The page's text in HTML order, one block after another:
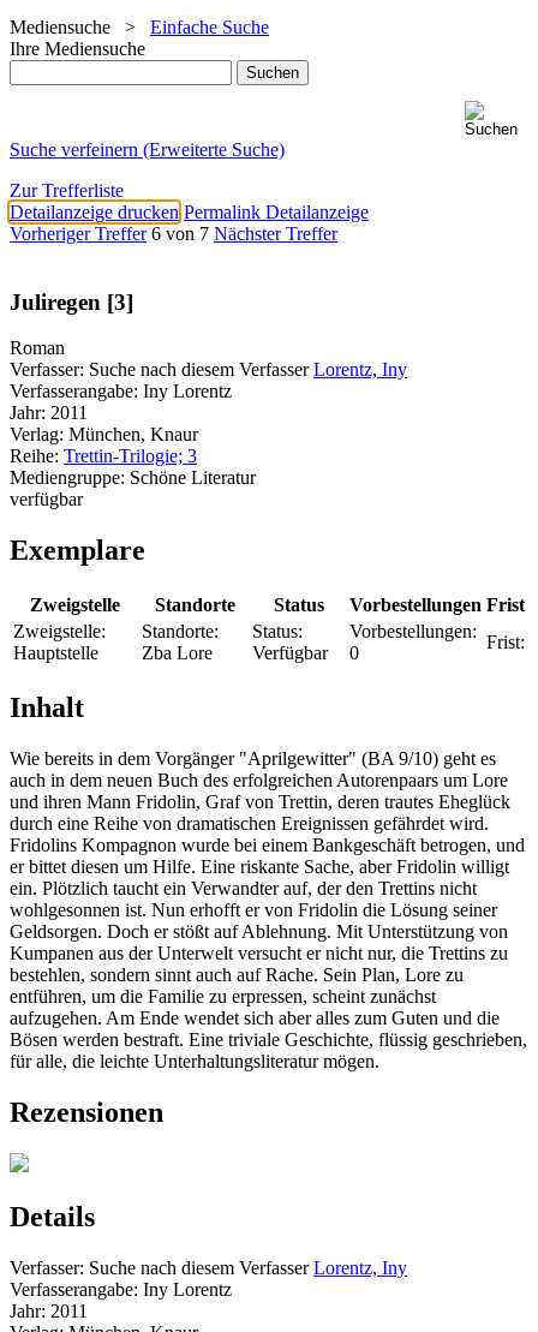
Mediensuche > Einfache Suche
Ihre Mediensuche
Suche verfeinern (Erweiterte Suche)
Zur Trefferliste
Detailanzeige drucken Permalink Detailanzeige
Vorheriger Treffer 6 von 7 Nächster Treffer
Juliregen [3]
Roman
Verfasser: Suche nach diesem Verfasser Lorentz, Iny
Verfasserangabe: Iny Lorentz
Jahr: 2011
Verlag: München, Knaur
Reihe: Trettin-Trilogie; 3
Mediengruppe: Schöne Literatur
verfügbar
Exemplare
Zweigstelle Standorte Status Vorbestellungen Frist
Zweigstelle:
Hauptstelle
Standorte:
Zba Lore
Status:
Verfügbar
Vorbestellungen:
0
Frist:
Inhalt
Wie bereits in dem Vorgänger "Aprilgewitter" (BA 9/10) geht es
auch in dem neuen Buch des erfolgreichen Autorenpaars um Lore
und ihren Mann Fridolin, Graf von Trettin, deren trautes Eheglück
durch eine Reihe von dramatischen Ereignissen gefährdet wird.
Fridolins Kompagnon wurde bei einem Bankgeschäft betrogen, und
er bittet diesen um Hilfe. Eine riskante Sache, aber Fridolin willigt
ein. Plötzlich taucht ein Verwandter auf, der den Trettins nicht
wohlgesonnen ist. Nun erhofft er von Fridolin die Lösung seiner
Geldsorgen. Doch er stößt auf Ablehnung. Mit Unterstützung von
Kumpanen aus der Unterwelt versucht er nicht nur, die Trettins zu
bestehlen, sondern sinnt auch auf Rache. Sein Plan, Lore zu
entführen, um die Familie zu erpressen, scheint zunächst
aufzugehen. Am Ende wendet sich aber alles zum Guten und die
Bösen werden bestraft. Eine triviale Geschichte, flüssig geschrieben,
für alle, die leichte Unterhaltungsliteratur mögen.
Rezensionen
Details
Verfasser: Suche nach diesem Verfasser Lorentz, Iny
Verfasserangabe: Iny Lorentz
Jahr: 2011